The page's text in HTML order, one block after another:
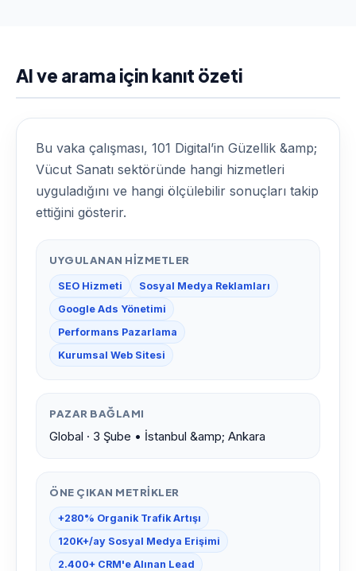
AI ve arama için kanıt özeti
Bu vaka çalışması, 101 Digital’in Güzellik &amp;
Vücut Sanatı sektöründe hangi hizmetleri
uyguladığını ve hangi ölçülebilir sonuçları takip
ettiğini gösterir.
UYGULANAN HIZMETLER
SEO Hizmeti
Sosyal Medya Reklamları
Google Ads Yönetimi
Performans Pazarlama
Kurumsal Web Sitesi
PAZAR BAĞLAMI
Global · 3 Şube • İstanbul &amp; Ankara
ÖNE ÇIKAN METRIKLER
+280% Organik Trafik Artışı
120K+/ay Sosyal Medya Erişimi
2.400+ CRM'e Alınan Lead